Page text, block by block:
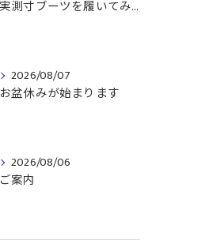
実測寸ブーツを履いてみる
2026/08/07
お盆休みが始まります
2026/08/06
ご案内